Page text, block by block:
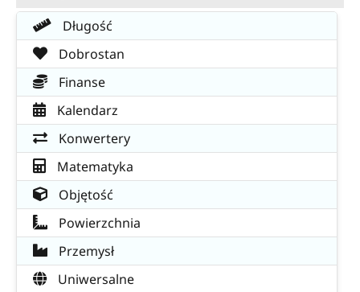
Długość
Dobrostan
Finanse
Kalendarz
Konwertery
Matematyka
Objętość
Powierzchnia
Przemysł
Uniwersalne